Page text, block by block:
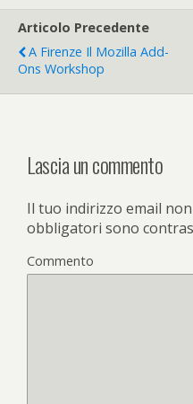
Articolo Precedente
A Firenze Il Mozilla Add-
Ons Workshop
Lascia un commento
Il tuo indirizzo email
obbligatori sono
Commento